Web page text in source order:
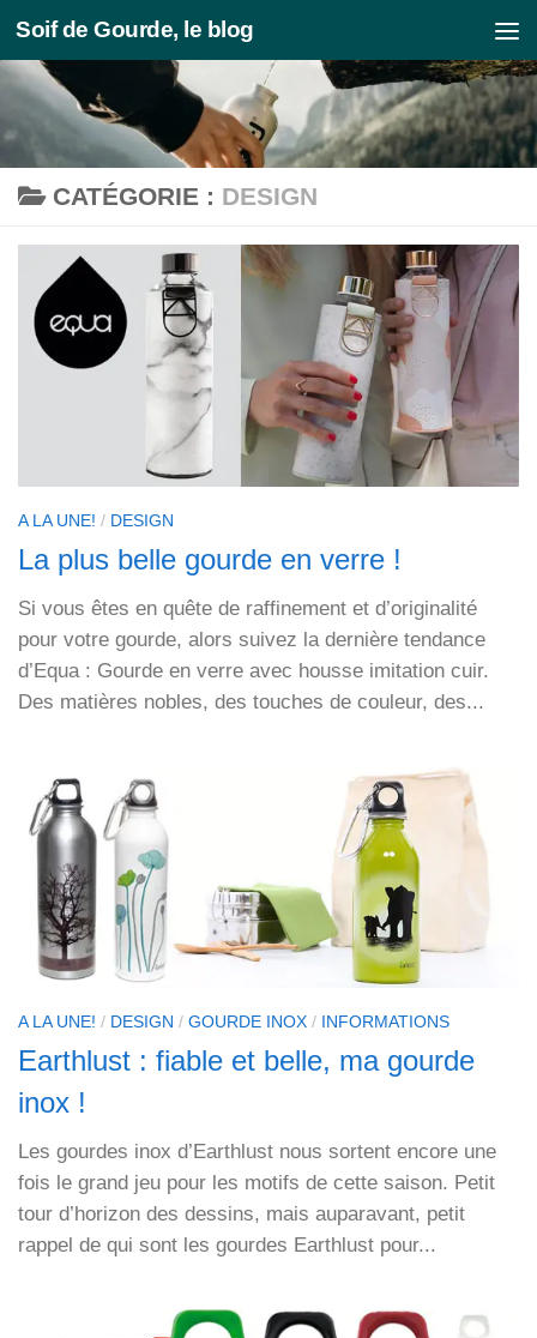
Skip to content
Soif de Gourde, le blog
CATÉGORIE : DESIGN
A LA UNE! / DESIGN
La plus belle gourde en verre !
Si vous êtes en quête de raffinement et d’originalité
pour votre gourde, alors suivez la dernière tendance
d’Equa : Gourde en verre avec housse imitation cuir.
Des matières nobles, des touches de couleur, des...
A LA UNE! / DESIGN / GOURDE INOX / INFORMATIONS
Earthlust : fiable et belle, ma gourde
inox !
Les gourdes inox d’Earthlust nous sortent encore une
fois le grand jeu pour les motifs de cette saison. Petit
tour d’horizon des dessins, mais auparavant, petit
rappel de qui sont les gourdes Earthlust pour...